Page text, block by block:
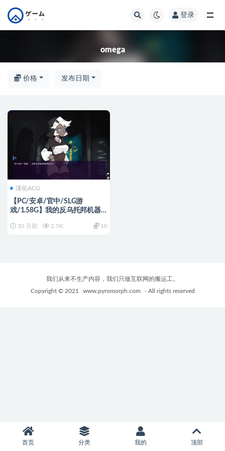
登录
omega
价格 发布日期
漢化ACG
【PC/安卓/官中/SLG游
戏/1.58G】我的反乌托邦机器
Dystopian Robot Girlfriend)
10 月前 2.5K 10
我们从来不生产内容，我们只做互联网的搬运工。
Copyright © 2021
www.pyromorph.com - All rights reserved
首页 分类 我的 顶部